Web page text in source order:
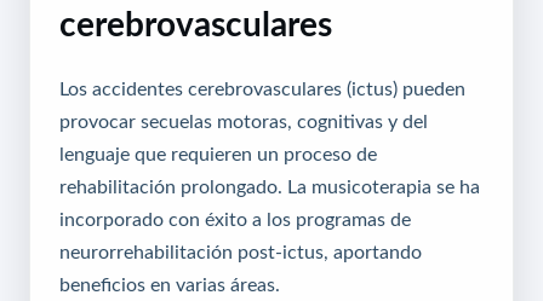
cerebrovasculares
Los accidentes cerebrovasculares (ictus) pueden
provocar secuelas motoras, cognitivas y del
lenguaje que requieren un proceso de
rehabilitación prolongado. La musicoterapia se ha
incorporado con éxito a los programas de
neurorrehabilitación post-ictus, aportando
beneficios en varias áreas.